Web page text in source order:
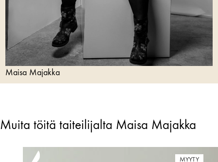
Maisa Majakka
Muita töitä taiteilijalta Maisa Majakka
MYYTY